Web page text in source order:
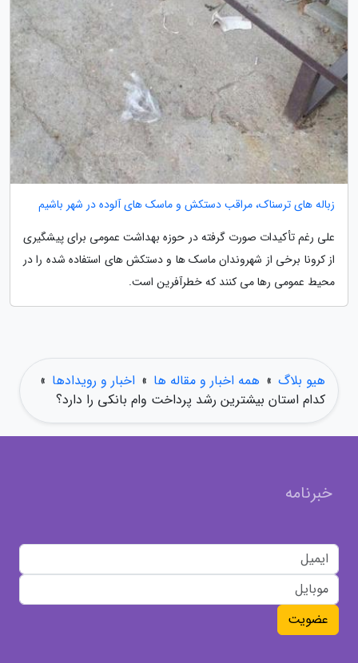
زباله های ترسناک، مراقب دستکش و ماسک های آلوده در شهر باشیم
علی رغم تأکیدات صورت گرفته در حوزه بهداشت عمومی برای پیشگیری
از کرونا برخی از شهروندان ماسک ها و دستکش های استفاده شده را در
محیط عمومی رها می کنند که خطرآفرین است.
هیو بلاگ » همه اخبار و مقاله ها » اخبار و رویدادها »
کدام استان بیشترین رشد پرداخت وام بانکی را دارد؟
خبرنامه
عضویت